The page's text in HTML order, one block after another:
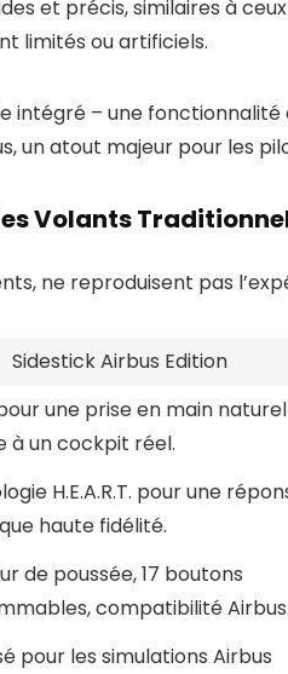
et précis, similaires à
limités ou artificiels.
intégré – une
un atout majeur pour les
Volants
ne reproduisent pas
Sidestick Airbus Edition
une prise en main
à un cockpit réel.
H.E.A.R.T. pour une
haute fidélité.
de poussée, 17 boutons
compatibilité Airbus.
pour les simulations Airbus